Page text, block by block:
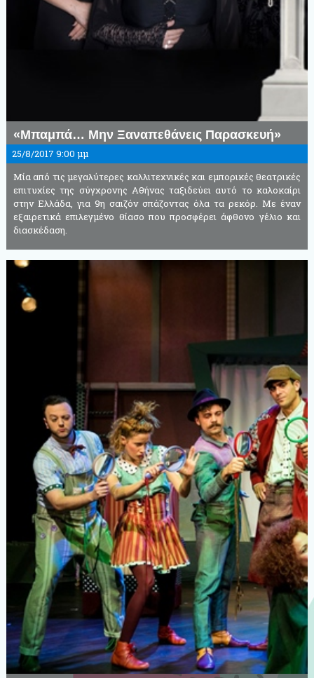
«Μπαμπά… Μην Ξαναπεθάνεις Παρασκευή»
25/8/2017 9:00 μμ
Μία από τις μεγαλύτερες καλλιτεχνικές και εμπορικές θεατρικές
επιτυχίες της σύγχρονης Αθήνας ταξιδεύει αυτό το καλοκαίρι
στην Ελλάδα, για 9η σαιζόν σπάζοντας όλα τα ρεκόρ. Με έναν
εξαιρετικά επιλεγμένο θίασο που προσφέρει άφθονο γέλιο και
διασκέδαση.